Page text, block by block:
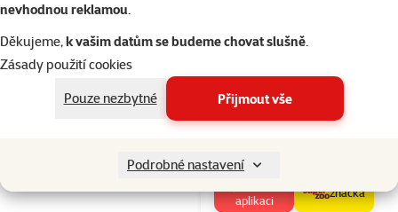
nevhodnou reklamou.
Děkujeme,k vašim datům se budeme chovat slušně.
Zásady použití cookies
Pouze nezbytné
Přijmout vše
Podrobné nastavení
Seřadit
interaktivní
38cm
aplikaci
značka